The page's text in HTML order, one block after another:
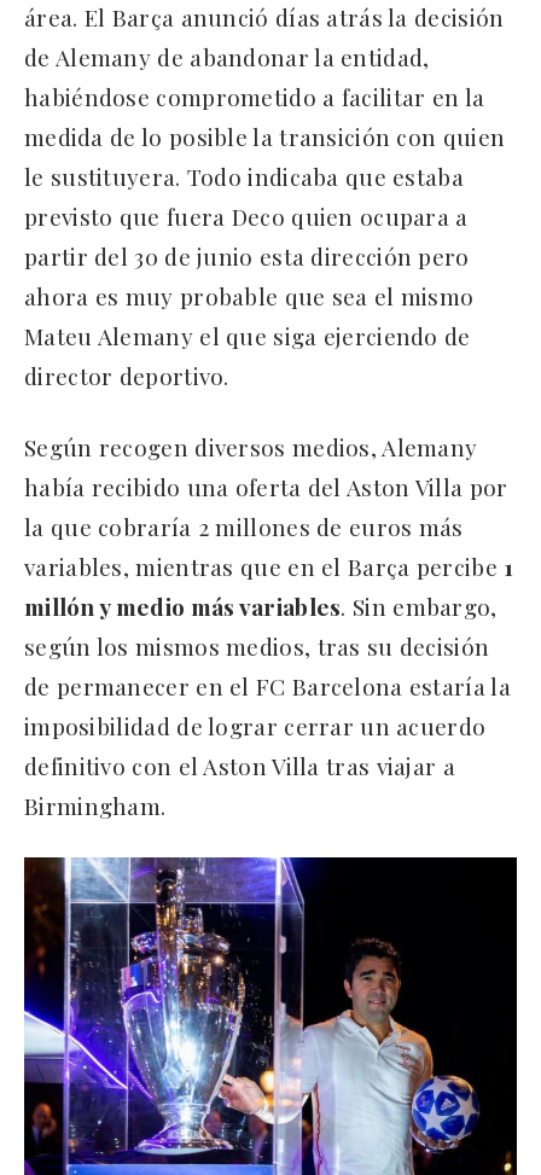
área. El Barça anunció días atrás la decisión
de Alemany de abandonar la entidad,
habiéndose comprometido a facilitar en la
medida de lo posible la transición con quien
le sustituyera. Todo indicaba que estaba
previsto que fuera Deco quien ocupara a
partir del 30 de junio esta dirección pero
ahora es muy probable que sea el mismo
Mateu Alemany el que siga ejerciendo de
director deportivo.
Según recogen diversos medios, Alemany
había recibido una oferta del Aston Villa por
la que cobraría 2 millones de euros más
variables, mientras que en el Barça percibe 1
millón y medio más variables. Sin embargo,
según los mismos medios, tras su decisión
de permanecer en el FC Barcelona estaría la
imposibilidad de lograr cerrar un acuerdo
definitivo con el Aston Villa tras viajar a
Birmingham.